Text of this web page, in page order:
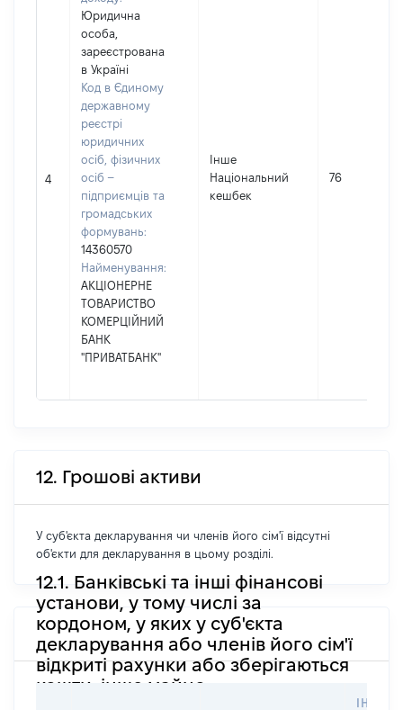
4
Юридична
особа,
зареєстрована
в Україні
Код в Єдиному
державному
реєстрі
юридичних
осіб, фізичних
осіб –
підприємців та
громадських
формувань:
14360570
Найменування:
АКЦІОНЕРНЕ
ТОВАРИСТВО
КОМЕРЦІЙНИЙ
БАНК
"ПРИВАТБАНК"
Інше
Національний
кешбек
76
12. Грошові активи
У суб'єкта декларування чи членів його сім'ї відсутні
об'єкти для декларування в цьому розділі.
12.1. Банківські та інші фінансові
установи, у тому числі за
кордоном, у яких у суб'єкта
декларування або членів його сім'ї
відкриті рахунки або зберігаються
кошти, інше майно